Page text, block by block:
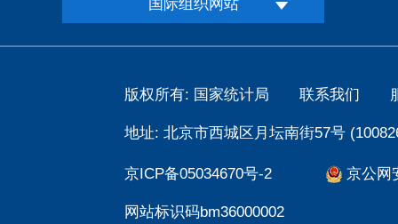
国际组织网站
版权所有: 国家统计局 联系我们
地址: 北京市西城区月坛南街57号
京ICP备05034670号-2 京公网
网站标识码bm36000002